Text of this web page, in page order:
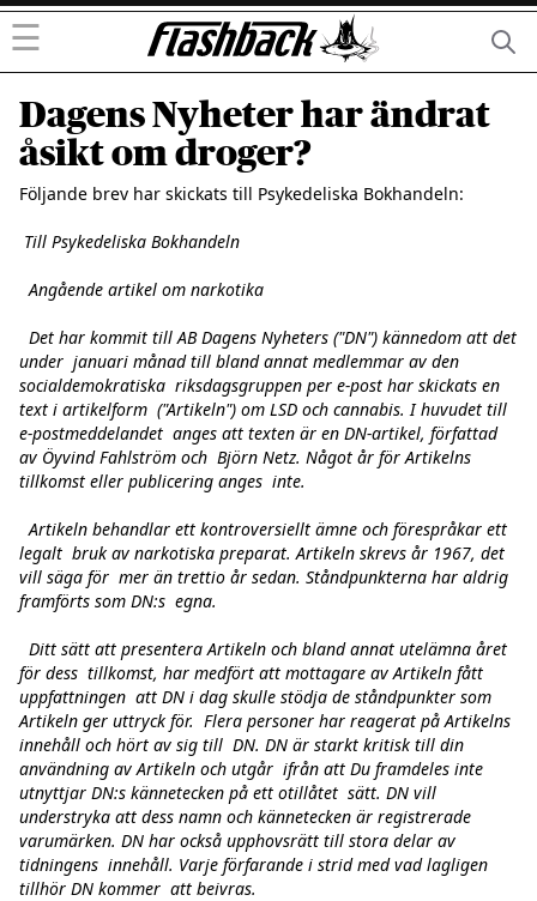
☰
Dagens Nyheter har ändrat
åsikt om droger?
Följande brev har skickats till Psykedeliska Bokhandeln:
Till Psykedeliska Bokhandeln
  Angående artikel om narkotika
under  januari månad till bland annat medlemmar av den
socialdemokratiska  riksdagsgruppen per e-post har skickats en
text i artikelform  ("Artikeln") om LSD och cannabis. I huvudet till
e-postmeddelandet  anges att texten är en DN-artikel, författad
av Öyvind Fahlström och  Björn Netz. Något år för Artikelns
tillkomst eller publicering anges  inte.
  Artikeln behandlar ett kontroversiellt ämne och förespråkar ett
legalt  bruk av narkotiska preparat. Artikeln skrevs år 1967, det
vill säga för  mer än trettio år sedan. Ståndpunkterna har aldrig
framförts som DN:s  egna.
för dess  tillkomst, har medfört att mottagare av Artikeln fått
uppfattningen  att DN i dag skulle stödja de ståndpunkter som
Artikeln ger uttryck för.  Flera personer har reagerat på Artikelns
innehåll och hört av sig till  DN. DN är starkt kritisk till din
användning av Artikeln och utgår  ifrån att Du framdeles inte
utnyttjar DN:s kännetecken på ett otillåtet  sätt. DN vill
understryka att dess namn och kännetecken är registrerade
varumärken. DN har också upphovsrätt till stora delar av
tidningens  innehåll. Varje förfarande i strid med vad lagligen
tillhör DN kommer  att beivras.